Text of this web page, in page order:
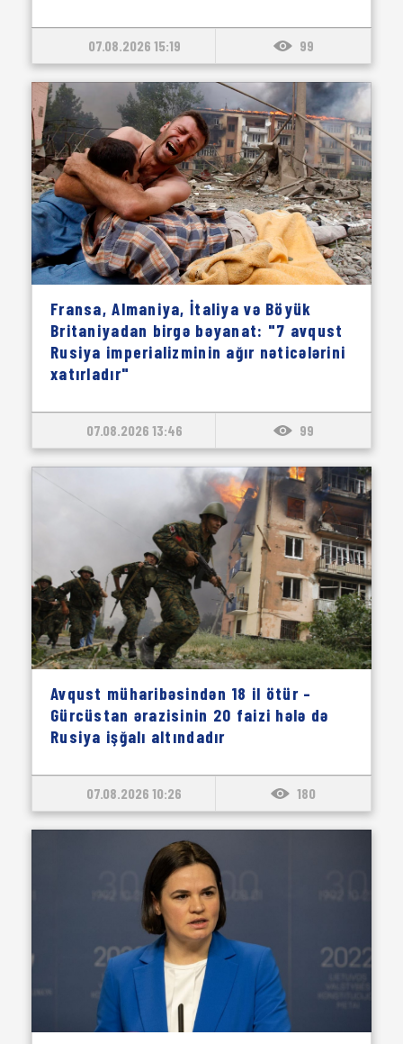
07.08.2026 15:19 99
Fransa, Almaniya, İtaliya və Böyük
Britaniyadan birgə bəyanat: "7 avqust
Rusiya imperializminin ağır nəticələrini
xatırladır"
07.08.2026 13:46 99
Avqust müharibəsindən 18 il ötür –
Gürcüstan ərazisinin 20 faizi hələ də
Rusiya işğalı altındadır
07.08.2026 10:26 180